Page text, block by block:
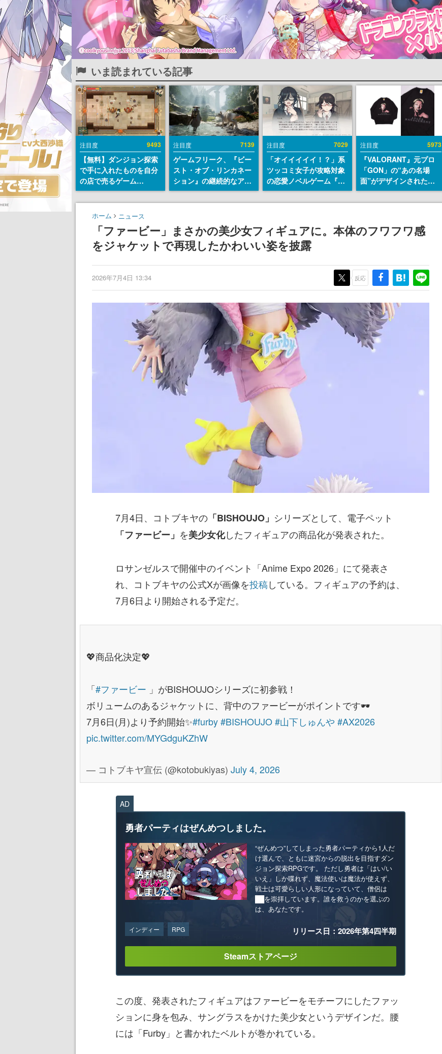
いま読まれている記事
注目度 9493
【無料】ダンジョン探索
で手に入れたものを自分
の店で売るゲーム
『Moonlighter』が
Steamにて無料配布中！
続編『Moonlighter 2』
の9月2日正式リリースを
記念したキャンペーン
注目度 7139
ゲームフリーク、『ビー
スト・オブ・リンカネー
ション』の継続的なアプ
デ方針を表明。ユーザー
からの意見を真摯に受け
チは約1週間以内に配信
される予定
注目度 7029
「オイイイイイ！？」系
ツッコミ女子が攻略対象
の恋愛ノベルゲーム『美
術部カノジョ』Steamス
トアページが公開。「お
ー？＾＾」暗黒微笑の夢
女子や、萌え声不思議ち
ゃん女子と青春を謳歌
注目度 5973
『VALORANT』元プロ
「GON」の“あの名場
面”がデザインされた新
作グッズが本日8月5日よ
り期間限定で発売。Tシ
クキーなどが全品受注生
産で登場、過去に発売し
ホーム ニュース
「ファービー」まさかの美少女フィギュアに。本体のフワフワ感
をジャケットで再現したかわいい姿を披露
2026年7月4日 13:34 反応
7月4日、コトブキヤの 「BISHOUJO」 シリーズとして、電子ペット
「ファービー」 を美少女化したフィギュアの商品化が発表された。
ロサンゼルスで開催中のイベント「Anime Expo 2026」にて発表さ
れ、コトブキヤの公式Xが画像を投稿している。フィギュアの予約は、
7月6日より開始される予定だ。
💖商品化決定💖
「#ファービー 」がBISHOUJOシリーズに初参戦！
ボリュームのあるジャケットに、背中のファービーがポイントです🕶️
7月6日(月)より予約開始✨️#furby#BISHOUJO#山下しゅんや #AX2026
pic.twitter.com/MYGdguKZhW
— コトブキヤ宣伝 (@kotobukiyas) July 4, 2026
AD
勇者パーティはぜんめつしました。
“ぜんめつ”してしまった勇者パーティから1人だ
け選んで、ともに迷宮からの脱出を目指すダン
ジョン探索RPGです。 ただし勇者は「はい/い
いえ」しか喋れず、魔法使いは魔法が使えず、
戦士は可愛らしい人形になっていて、僧侶は
██を崇拝しています。誰を救うのかを選ぶの
は、あなたです。
インディー RPG リリース日：2026年第4四半期
Steamストアページ
この度、発表されたフィギュアはファービーをモチーフにしたファッ
ションに身を包み、サングラスをかけた美少女というデザインだ。腰
には「Furby」と書かれたベルトが巻かれている。